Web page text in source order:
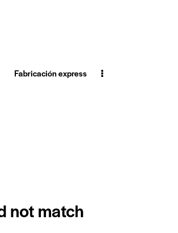
Fabricación express
not match